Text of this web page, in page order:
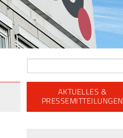
AKTUELLES &
PRESSEMITTEILUNGEN